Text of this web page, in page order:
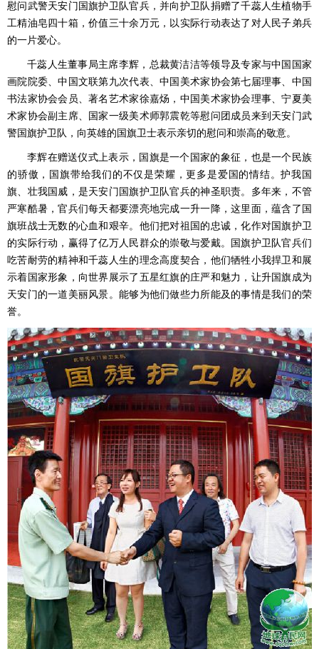
慰问武警天安门国旗护卫队官兵，并向护卫队捐赠了千蕊人生植物手
工精油皂四十箱，价值三十余万元，以实际行动表达了对人民子弟兵
的一片爱心。
千蕊人生董事局主席李辉，总裁黄洁洁等领导及专家与中国国家
画院院委、中国文联第九次代表、中国美术家协会第七届理事、中国
书法家协会会员、著名艺术家徐嘉炀，中国美术家协会理事、宁夏美
术家协会副主席、国家一级美术师郭震乾等慰问团成员来到天安门武
警国旗护卫队，向英雄的国旗卫士表示亲切的慰问和崇高的敬意。
李辉在赠送仪式上表示，国旗是一个国家的象征，也是一个民族
的骄傲，国旗带给我们的不仅是荣耀，更多是爱国的情结。护我国
旗、壮我国威，是天安门国旗护卫队官兵的神圣职责。多年来，不管
严寒酷暑，官兵们每天都要漂亮地完成一升一降，这里面，蕴含了国
旗班战士无数的心血和艰辛。他们把对祖国的忠诚，化作对国旗护卫
的实际行动，赢得了亿万人民群众的崇敬与爱戴。国旗护卫队官兵们
吃苦耐劳的精神和千蕊人生的理念高度契合，他们牺牲小我捍卫和展
示着国家形象，向世界展示了五星红旗的庄严和魅力，让升国旗成为
天安门的一道美丽风景。能够为他们做些力所能及的事情是我们的荣
誉。